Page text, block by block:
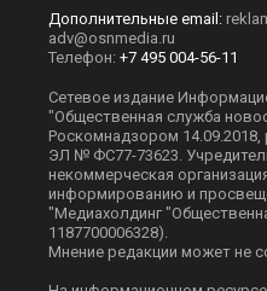
Дополнительные email:
adv@osnmedia.ru
Телефон: +7 495 004-56-11
Сетевое издание
"Общественная служба
Роскомнадзором 14.09.2018,
ЭЛ № ФС77-73623.
некоммерческая
информированию и
"Медиахолдинг
1187700006328).
Мнение редакции может не